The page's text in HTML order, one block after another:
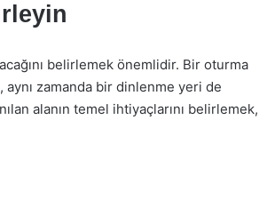
belirlemek önemlidir. Bir oturma
aynı zamanda bir dinlenme yeri de
alanın temel ihtiyaçlarını belirlemek,